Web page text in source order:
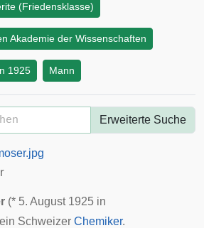
(Friedensklasse)
Akademie der Wissenschaften
1925 Mann
Erweiterte Suche
(* 5. August 1925 in
Schweizer Chemiker.